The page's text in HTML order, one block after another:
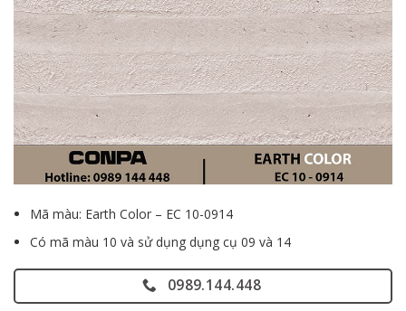
Mã màu: Earth Color – EC 10-0914
Có mã màu 10 và sử dụng dụng cụ 09 và 14
0989.144.448